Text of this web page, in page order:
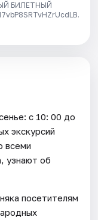
БИЛЕТНЫЙ
с 10: 00 до
экскурсий
всеми
узнают об
посетителям